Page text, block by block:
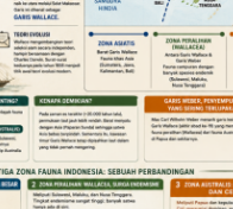
Jumat, 10 Jul 2026 19:01